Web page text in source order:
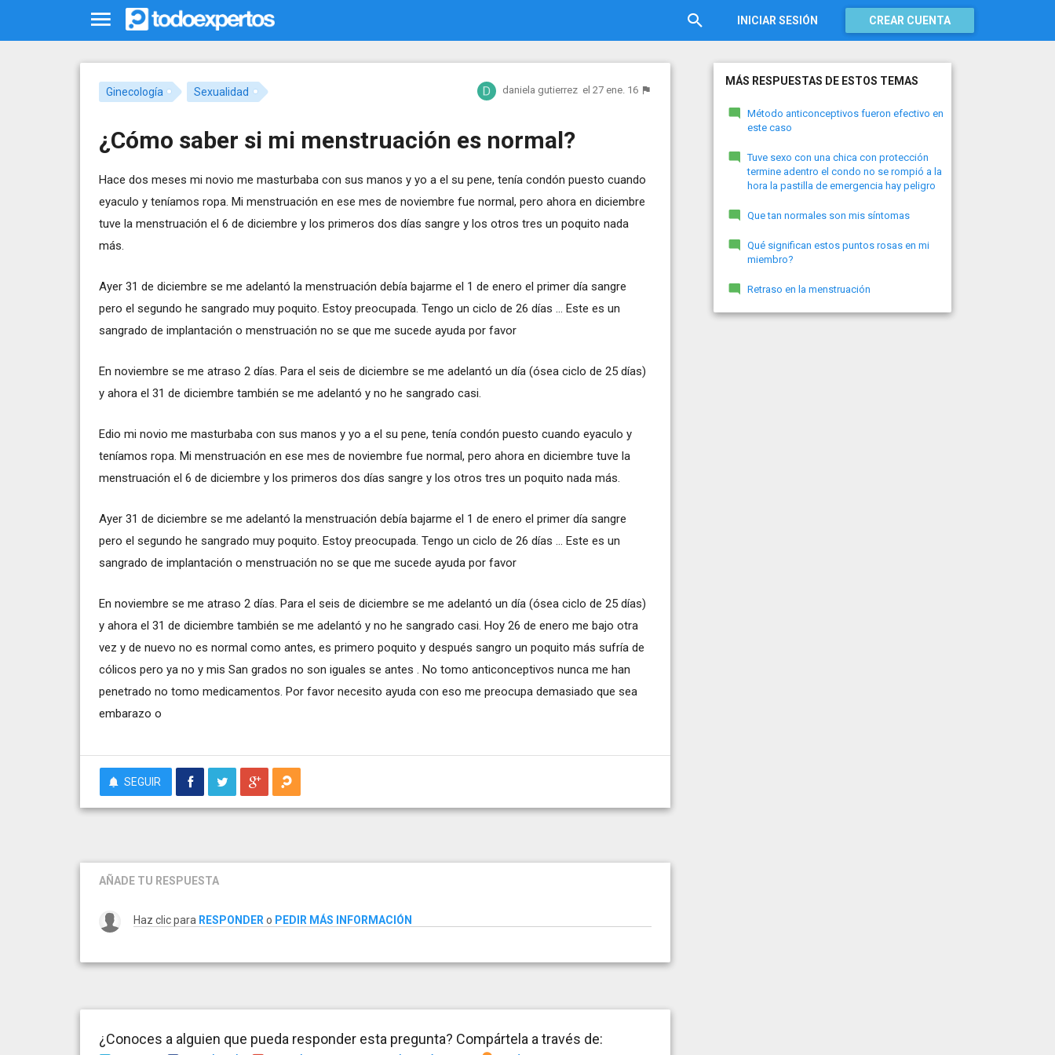
INICIAR SESIÓN CREAR CUENTA
Ginecología Sexualidad daniela gutierrez el 27 ene. 16
¿Cómo saber si mi menstruación es normal?
Hace dos meses mi novio me masturbaba con sus manos y yo a el su pene, tenía condón puesto cuando
eyaculo y teníamos ropa. Mi menstruación en ese mes de noviembre fue normal, pero ahora en diciembre
tuve la menstruación el 6 de diciembre y los primeros dos días sangre y los otros tres un poquito nada
más.
Ayer 31 de diciembre se me adelantó la menstruación debía bajarme el 1 de enero el primer día sangre
pero el segundo he sangrado muy poquito. Estoy preocupada. Tengo un ciclo de 26 días ... Este es un
sangrado de implantación o menstruación no se que me sucede ayuda por favor
En noviembre se me atraso 2 días. Para el seis de diciembre se me adelantó un día (ósea ciclo de 25 días)
y ahora el 31 de diciembre también se me adelantó y no he sangrado casi.
Edio mi novio me masturbaba con sus manos y yo a el su pene, tenía condón puesto cuando eyaculo y
teníamos ropa. Mi menstruación en ese mes de noviembre fue normal, pero ahora en diciembre tuve la
menstruación el 6 de diciembre y los primeros dos días sangre y los otros tres un poquito nada más.
Ayer 31 de diciembre se me adelantó la menstruación debía bajarme el 1 de enero el primer día sangre
pero el segundo he sangrado muy poquito. Estoy preocupada. Tengo un ciclo de 26 días ... Este es un
sangrado de implantación o menstruación no se que me sucede ayuda por favor
En noviembre se me atraso 2 días. Para el seis de diciembre se me adelantó un día (ósea ciclo de 25 días)
y ahora el 31 de diciembre también se me adelantó y no he sangrado casi. Hoy 26 de enero me bajo otra
vez y de nuevo no es normal como antes, es primero poquito y después sangro un poquito más sufría de
cólicos pero ya no y mis San grados no son iguales se antes . No tomo anticonceptivos nunca me han
penetrado no tomo medicamentos. Por favor necesito ayuda con eso me preocupa demasiado que sea
embarazo o
SEGUIR
AÑADE TU RESPUESTA
Haz clic para RESPONDER o PEDIR MÁS INFORMACIÓN
¿Conoces a alguien que pueda responder esta pregunta? Compártela a través de:
MÁS RESPUESTAS DE ESTOS TEMAS
Método anticonceptivos fueron efectivo en
este caso
Tuve sexo con una chica con protección
termine adentro el condo no se rompió a la
hora la pastilla de emergencia hay peligro
Que tan normales son mis síntomas
Qué significan estos puntos rosas en mi
miembro?
Retraso en la menstruación